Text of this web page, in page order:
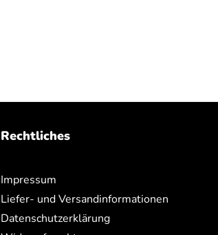
Rechtliches
Impressum
Liefer- und Versandinformationen
Datenschutzerklärung